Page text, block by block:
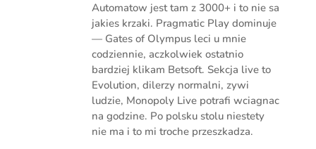
Automatow jest tam z 3000+ i to nie sa
jakies krzaki. Pragmatic Play dominuje
— Gates of Olympus leci u mnie
codziennie, aczkolwiek ostatnio
bardziej klikam Betsoft. Sekcja live to
Evolution, dilerzy normalni, zywi
ludzie, Monopoly Live potrafi wciagnac
na godzine. Po polsku stolu niestety
nie ma i to mi troche przeszkadza.